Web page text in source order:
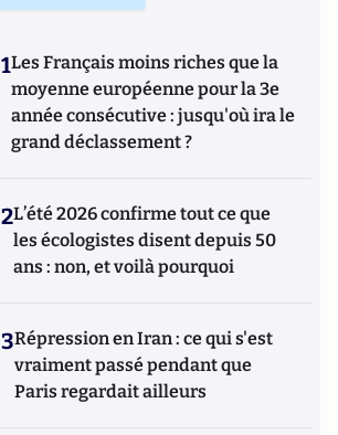
1Les Français moins riches que la
moyenne européenne pour la 3e
année consécutive : jusqu'où ira le
grand déclassement ?
2L’été 2026 confirme tout ce que
les écologistes disent depuis 50
ans : non, et voilà pourquoi
3Répression en Iran : ce qui s'est
vraiment passé pendant que
Paris regardait ailleurs